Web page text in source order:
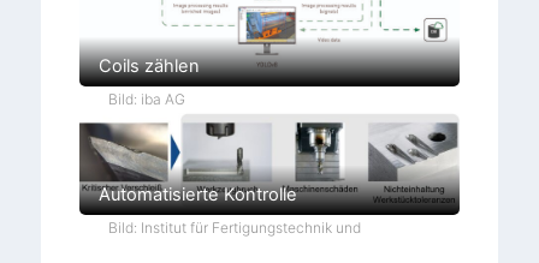
Coils zählen
Bild: iba AG
Automatisierte Kontrolle
Bild: Institut für Fertigungstechnik und